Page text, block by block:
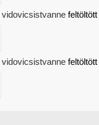
vidovicsistvanne
vidovicsistvanne